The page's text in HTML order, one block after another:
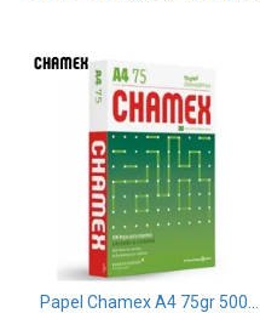
TEXTTRANSPARENTE